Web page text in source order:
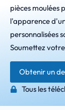
pièces moulées
l'apparence
personnalisées
Soumettez
Obtenir un
Tous les